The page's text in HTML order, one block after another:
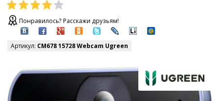
Понравилось? Расскажи друзьям!
Артикул: CM678 15728 Webcam Ugreen